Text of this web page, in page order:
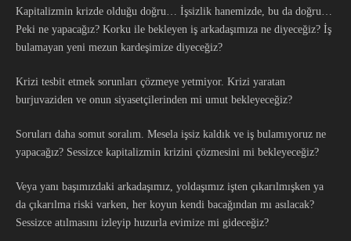
Kapitalizmin krizde olduğu doğru… İşsizlik hanemizde, bu da doğru…
Peki ne yapacağız? Korku ile bekleyen iş arkadaşımıza ne diyeceğiz? İş
bulamayan yeni mezun kardeşimize diyeceğiz?
Krizi tesbit etmek sorunları çözmeye yetmiyor. Krizi yaratan
burjuvaziden ve onun siyasetçilerinden mi umut bekleyeceğiz?
Soruları daha somut soralım. Mesela işsiz kaldık ve iş bulamıyoruz ne
yapacağız? Sessizce kapitalizmin krizini çözmesini mi bekleyeceğiz?
Veya yanı başımızdaki arkadaşımız, yoldaşımız işten çıkarılmışken ya
da çıkarılma riski varken, her koyun kendi bacağından mı asılacak?
Sessizce atılmasını izleyip huzurla evimize mi gideceğiz?